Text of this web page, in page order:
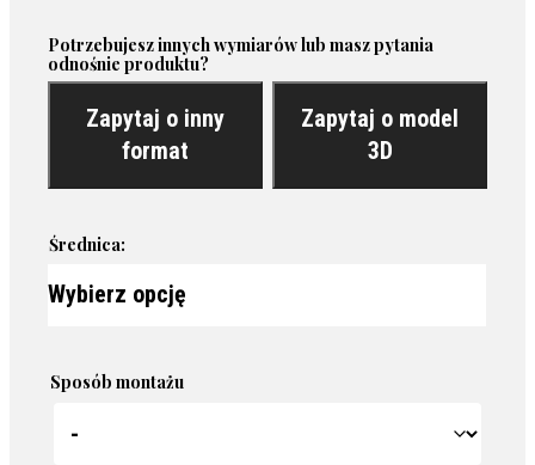
Potrzebujesz innych wymiarów lub masz pytania
odnośnie produktu?
Zapytaj o inny
format
Zapytaj o model
3D
Średnica:
Sposób montażu